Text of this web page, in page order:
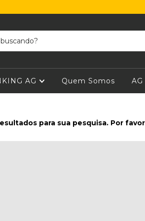
AG Quem Somos AG
para sua pesquisa. Por